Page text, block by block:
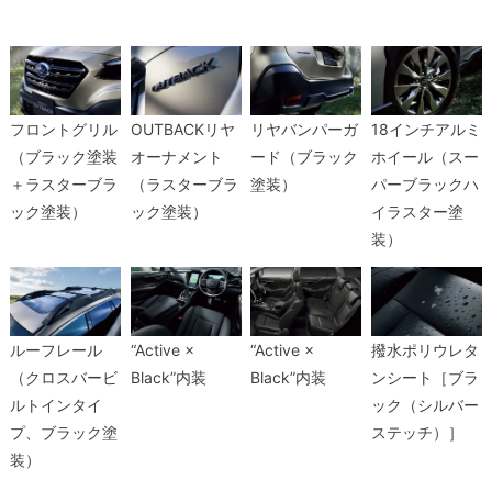
フロントグリル
（ブラック塗装
＋ラスターブラ
ック塗装）
OUTBACKリヤ
オーナメント
（ラスターブラ
ック塗装）
リヤバンパーガ
ード（ブラック
塗装）
18インチアルミ
ホイール（スー
パーブラックハ
イラスター塗
装）
ルーフレール
（クロスバービ
ルトインタイ
プ、ブラック塗
装）
“Active ×
Black”内装
“Active ×
Black”内装
撥水ポリウレタ
ンシート［ブラ
ック（シルバー
ステッチ）］